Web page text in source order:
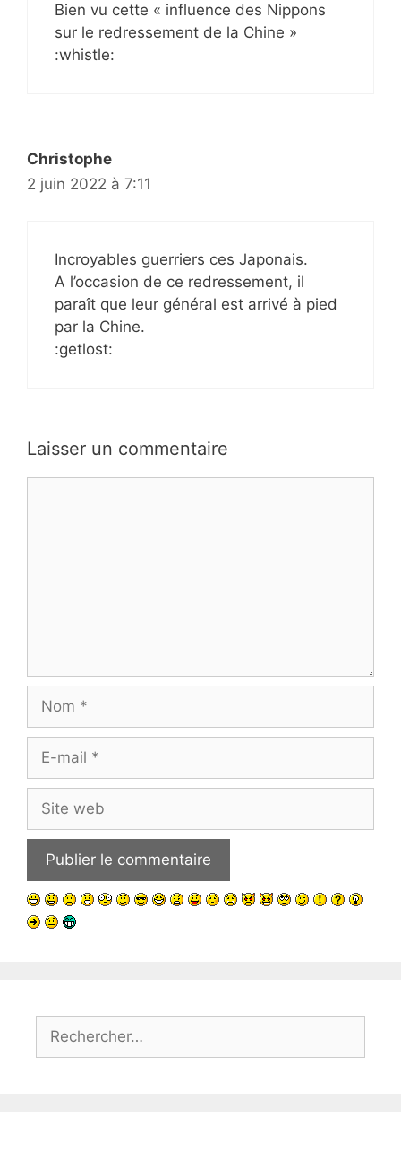
Bien vu cette « influence des Nippons
sur le redressement de la Chine »
:whistle:
Christophe
2 juin 2022 à 7:11
Incroyables guerriers ces Japonais.
A l’occasion de ce redressement, il
paraît que leur général est arrivé à pied
par la Chine.
:getlost:
Laisser un commentaire
Nom
Site
web
Rechercher :